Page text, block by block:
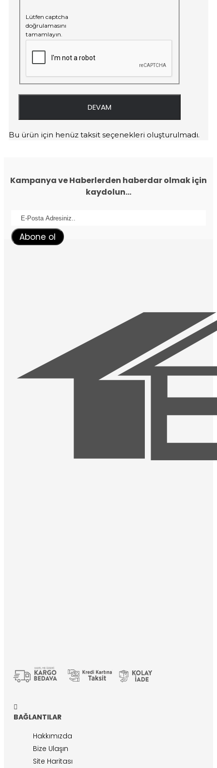
Lütfen captcha
doğrulamasını
tamamlayın.
DEVAM
Bu ürün için henüz taksit seçenekleri oluşturulmadı.
Kampanya ve Haberlerden haberdar olmak için
kaydolun...
Abone ol
BAĞLANTILAR
Hakkımızda
Bize Ulaşın
Site Haritası